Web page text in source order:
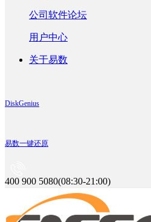
公司软件论坛
用户中心
关于易数
DiskGenius
易数一键还原
400 900 5080(08:30-21:00)